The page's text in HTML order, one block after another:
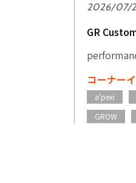
2026/07/
GR
コーナー
a'pexi
GROW